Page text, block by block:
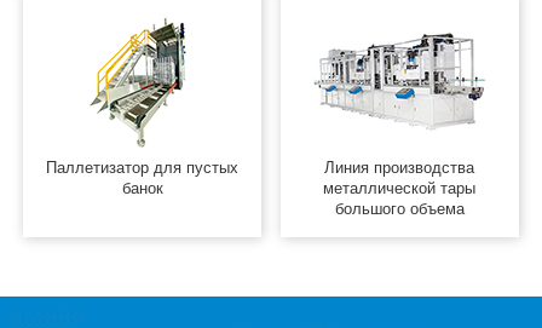
Паллетизатор для пустых
банок
Линия производства
металлической тары
большого объема